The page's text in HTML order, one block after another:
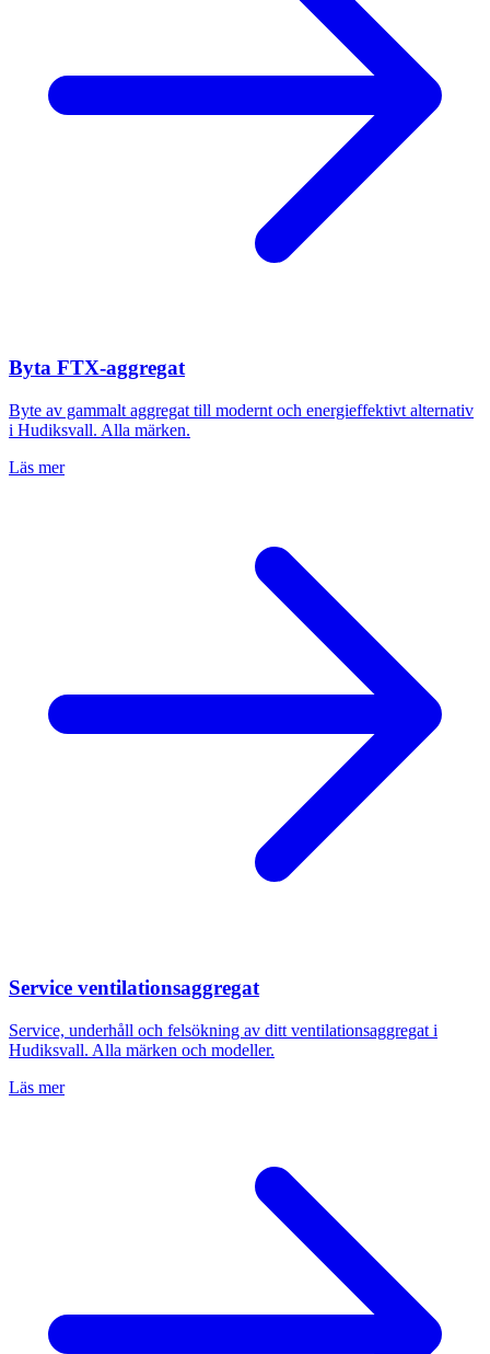
Byta FTX-aggregat
Byte av gammalt aggregat till modernt och energieffektivt alternativ
i Hudiksvall. Alla märken.
Läs mer
Service ventilationsaggregat
Service, underhåll och felsökning av ditt ventilationsaggregat i
Hudiksvall. Alla märken och modeller.
Läs mer